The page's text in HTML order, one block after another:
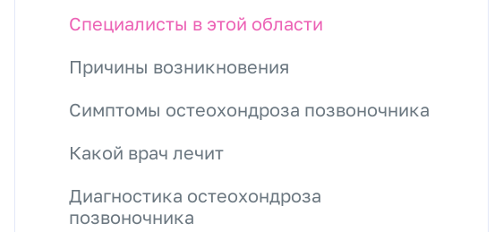
Специалисты в этой области
Причины возникновения
Симптомы остеохондроза позвоночника
Какой врач лечит
Диагностика остеохондроза
позвоночника